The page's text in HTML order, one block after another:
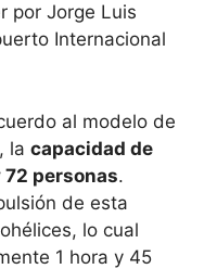
por Jorge Luis
Internacional
al modelo de
la capacidad de
personas.
de esta
lo cual
1 hora y 45